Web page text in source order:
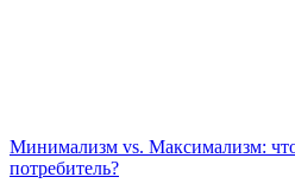
Минимализм vs. Максимализм:
потребитель?